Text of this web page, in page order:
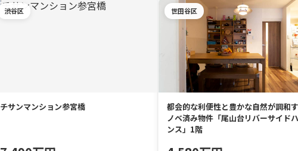
渋谷区
チサンマンション参宮橋
世田谷区
都会的な利便性と豊かな自然が調和
ノベ済み物件「尾山台リバーサイド
ンス」1階